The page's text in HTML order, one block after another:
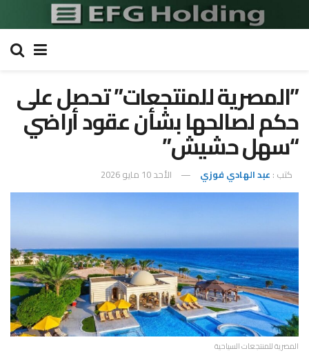
​”المصرية للمنتجعات” تحصل على
حكم لصالحها بشأن عقود أراضي
“سهل حشيش”
كتب : عبد الهادي فوزي الأحد 10 مايو 2026
المصرية للمنتجعات السياحية